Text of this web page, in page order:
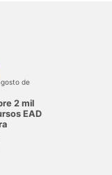
de
2 mil
EAD